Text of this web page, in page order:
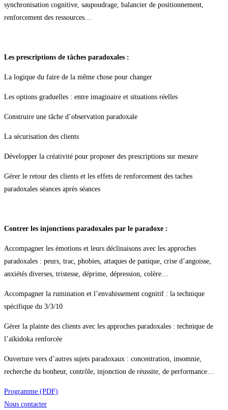
synchronisation cognitive, saupoudrage, balancier de positionnement,
renforcement des ressources…
Les prescriptions de tâches paradoxales :
La logique du faire de la même chose pour changer
Les options graduelles : entre imaginaire et situations réelles
Construire une tâche d’observation paradoxale
La sécurisation des clients
Développer la créativité pour proposer des prescriptions sur mesure
Gérer le retour des clients et les effets de renforcement des taches
paradoxales séances après séances
Contrer les injonctions paradoxales par le paradoxe :
Accompagner les émotions et leurs déclinaisons avec les approches
paradoxales : peurs, trac, phobies, attaques de panique, crise d’angoisse,
anxiétés diverses, tristesse, déprime, dépression, colère…
Accompagner la rumination et l’envahissement cognitif : la technique
spécifique du 3/3/10
Gérer la plainte des clients avec les approches paradoxales : technique de
l’aïkidoka renforcée
Ouverture vers d’autres sujets paradoxaux : concentration, insomnie,
recherche du bonheur, contrôle, injonction de réussite, de performance…
Programme (PDF)
Nous contacter